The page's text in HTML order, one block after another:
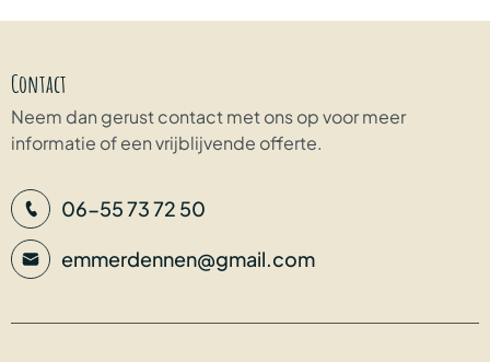
Contact
Neem dan gerust contact met ons op voor meer
informatie of een vrijblijvende offerte.
06-55 73 72 50
emmerdennen@gmail.com